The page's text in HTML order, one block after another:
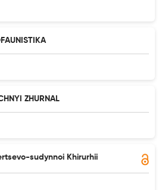
ZHURNAL
sudynnoi Khirurhii